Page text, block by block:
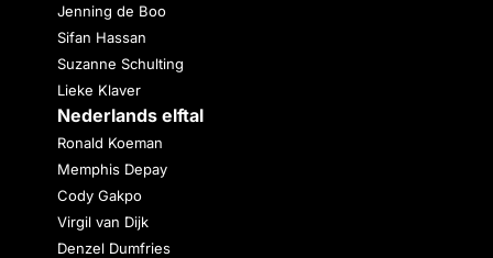
Jenning de Boo
Sifan Hassan
Suzanne Schulting
Lieke Klaver
Nederlands elftal
Ronald Koeman
Memphis Depay
Cody Gakpo
Virgil van Dijk
Denzel Dumfries